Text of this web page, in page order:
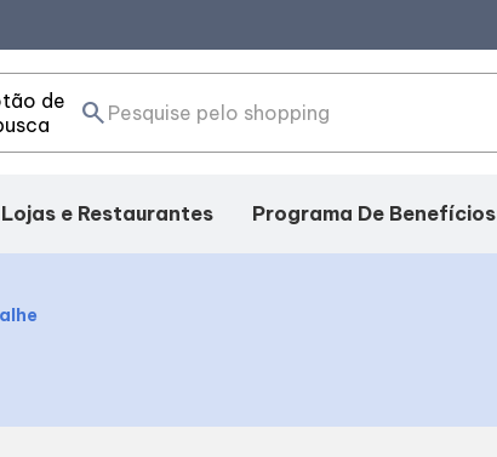
de
search
Lojas e Restaurantes
Delivery
Programa De Benefícios